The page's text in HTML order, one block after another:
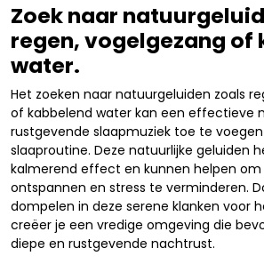
Zoek naar
regen, vogelgezang of
water.
Het zoeken naar natuurgeluiden zoals
of kabbelend water kan een effectieve
rustgevende slaapmuziek toe te
slaaproutine. Deze natuurlijke geluiden
kalmerend effect en kunnen helpen
ontspannen en stress te verminderen.
dompelen in deze serene klanken voor
creëer je een vredige omgeving die
diepe en rustgevende nachtrust.